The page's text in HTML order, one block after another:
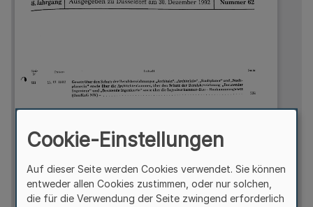
Cookie-Einstellungen
Auf dieser Seite werden Cookies verwendet. Sie können
entweder allen Cookies zustimmen, oder nur solchen,
die für die Verwendung der Seite zwingend erforderlich